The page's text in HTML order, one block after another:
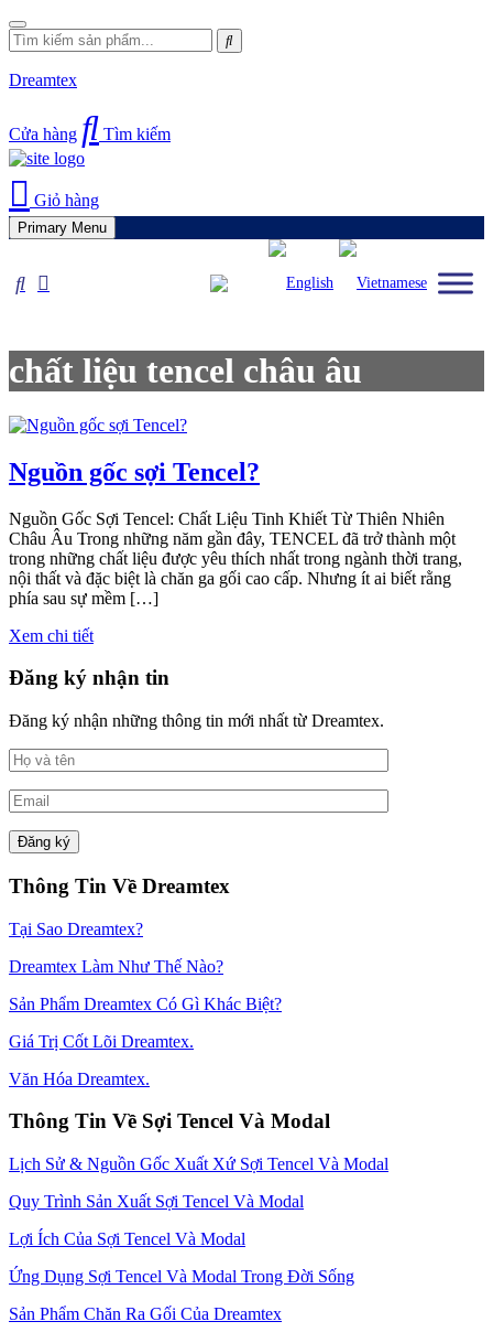
Skip
to
content
Tìm
kiếm
cho:
Dreamtex
Cửa hàng Tìm kiếm
Giỏ hàng
Primary Menu
chất liệu tencel châu âu
Nguồn gốc sợi Tencel?
Nguồn Gốc Sợi Tencel: Chất Liệu Tinh Khiết Từ Thiên Nhiên
Châu Âu Trong những năm gần đây, TENCEL đã trở thành một
trong những chất liệu được yêu thích nhất trong ngành thời trang,
nội thất và đặc biệt là chăn ga gối cao cấp. Nhưng ít ai biết rằng
phía sau sự mềm […]
Xem chi tiết
Đăng ký nhận tin
Đăng ký nhận những thông tin mới nhất từ Dreamtex.
Thông Tin Về Dreamtex
Tại Sao Dreamtex?
Dreamtex Làm Như Thế Nào?
Sản Phẩm Dreamtex Có Gì Khác Biệt?
Giá Trị Cốt Lõi Dreamtex.
Văn Hóa Dreamtex.
Thông Tin Về Sợi Tencel Và Modal
Lịch Sử & Nguồn Gốc Xuất Xứ Sợi Tencel Và Modal
Quy Trình Sản Xuất Sợi Tencel Và Modal
Lợi Ích Của Sợi Tencel Và Modal
Ứng Dụng Sợi Tencel Và Modal Trong Đời Sống
Sản Phẩm Chăn Ra Gối Của Dreamtex